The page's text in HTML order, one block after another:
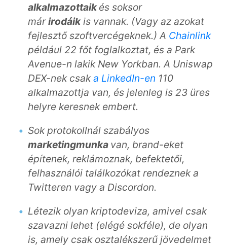
alkalmazottaikés soksor
márirodáikis vannak. (Vagy az azokat
fejlesztő szoftvercégeknek.) A Chainlink
például 22 főt foglalkoztat, és a Park
Avenue-n lakikNew Yorkban. A Uniswap
DEX-nek csaka LinkedIn-en 110
alkalmazottja van, és jelenleg is 23 üres
helyre keresnek embert.
Sok protokollnál szabályos
marketingmunka van, brand-eket
építenek, reklámoznak, befektetői,
felhasználói találkozókat rendeznek a
Twitteren vagy a Discordon.
Létezik olyan kriptodeviza, amivel csak
szavazni lehet (elégé sokféle), de olyan
is, amely csak osztalékszerű jövedelmet